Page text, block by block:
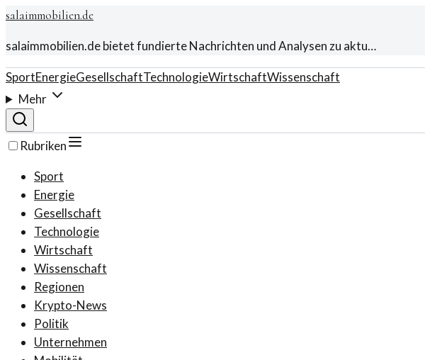
salaimmobilien.de
salaimmobilien.de bietet fundierte Nachrichten und Analysen zu aktu…
SportEnergieGesellschaftTechnologieWirtschaftWissenschaft
Mehr
Rubriken
Sport
Energie
Gesellschaft
Technologie
Wirtschaft
Wissenschaft
Regionen
Krypto-News
Politik
Unternehmen